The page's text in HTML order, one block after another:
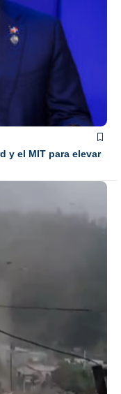
y el MIT para elevar